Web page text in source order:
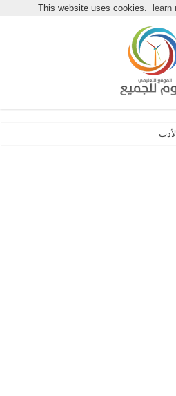
بموقع علوم للجميع
This website uses cookies. learn